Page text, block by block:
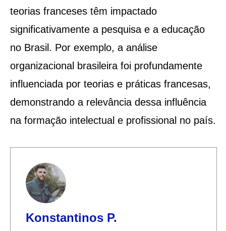
teorias franceses têm impactado
significativamente a pesquisa e a educação
no Brasil. Por exemplo, a análise
organizacional brasileira foi profundamente
influenciada por teorias e práticas francesas,
demonstrando a relevância dessa influência
na formação intelectual e profissional no país​​.
Konstantinos P.